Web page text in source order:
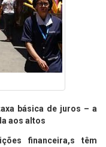
básica de juros – a
aos altos
financeira,s têm